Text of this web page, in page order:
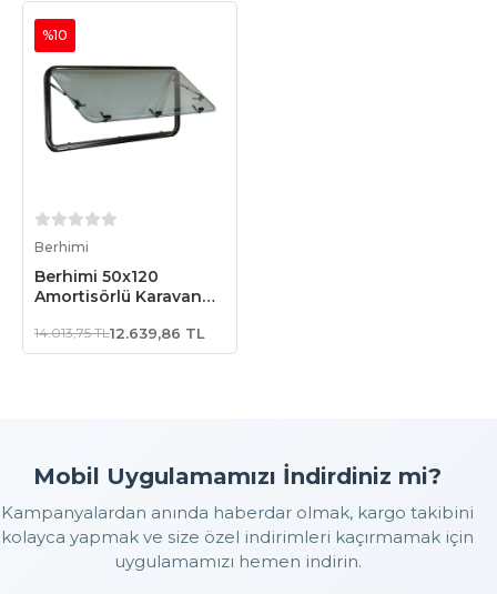
Berhimi
Berhimi 50x120
Amortisörlü Karavan
Güneşlikli)
%10
14.013,75 TL12.639,86 TL
Mobil Uygulamamızı İndirdiniz mi?
Kampanyalardan anında haberdar olmak, kargo takibini
kolayca yapmak ve size özel indirimleri kaçırmamak için
uygulamamızı hemen indirin.